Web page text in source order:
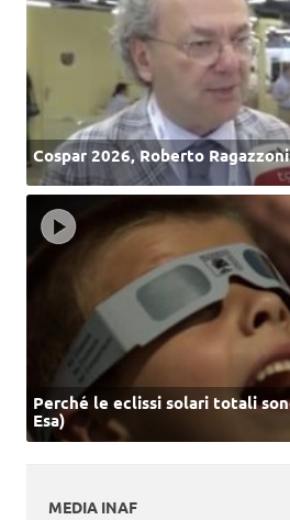
Cospar 2026, Roberto
Perché le eclissi solari totali
Esa)
MEDIA INAF